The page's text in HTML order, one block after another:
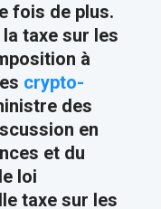
fois de plus.
taxe sur les
à
crypto-
des
en
et du
loi
taxe sur les